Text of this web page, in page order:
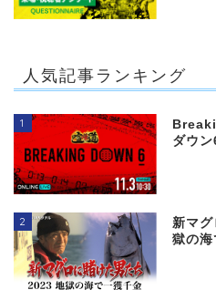
人気記事ランキング
1
ダウン
2
新マ
獄の海